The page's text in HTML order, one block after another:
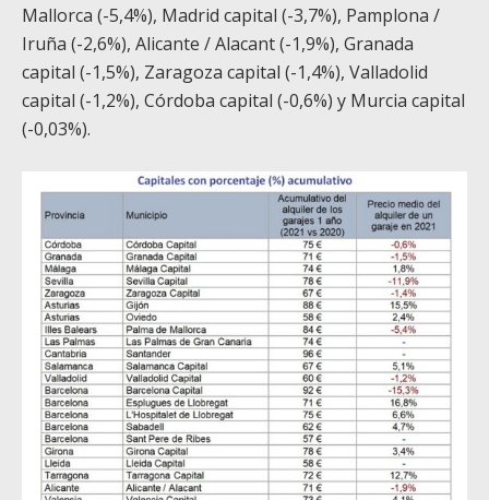
Mallorca (-5,4%), Madrid capital (-3,7%), Pamplona /
Iruña (-2,6%), Alicante / Alacant (-1,9%), Granada
capital (-1,5%), Zaragoza capital (-1,4%), Valladolid
capital (-1,2%), Córdoba capital (-0,6%) y Murcia capital
(-0,03%).